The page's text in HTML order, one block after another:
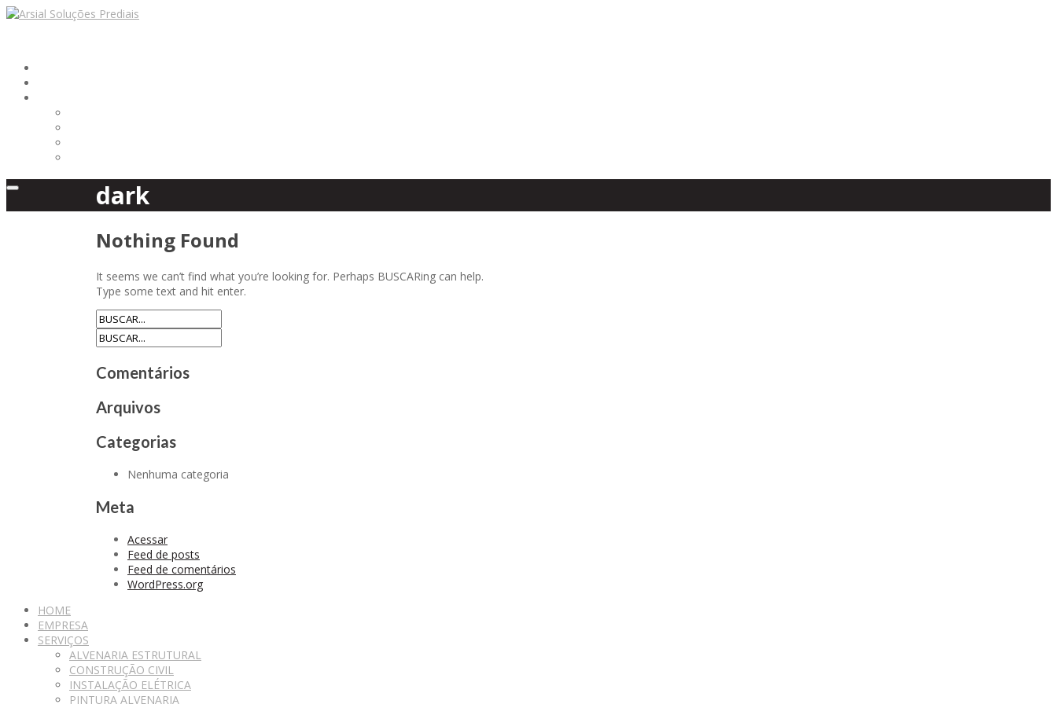
dark
Nothing Found
It seems we can’t find what you’re looking for. Perhaps BUSCARing can help.
Type some text and hit enter.
Comentários
Arquivos
Categorias
Nenhuma categoria
Meta
Acessar
Feed de posts
Feed de comentários
WordPress.org
HOME
EMPRESA
SERVIÇOS
ALVENARIA ESTRUTURAL
CONSTRUÇÃO CIVIL
INSTALAÇÃO ELÉTRICA
PINTURA ALVENARIA